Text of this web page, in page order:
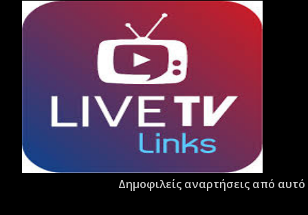
Δημοφιλείς αναρτήσεις από αυτό